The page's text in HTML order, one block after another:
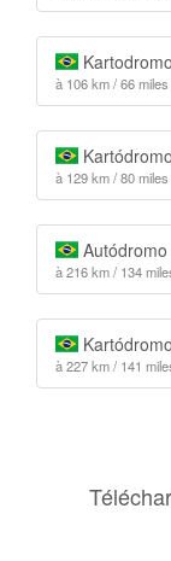
à 106 km / 66 miles
à 129 km / 80 miles
Autódromo
à 216 km / 134
à 227 km / 141